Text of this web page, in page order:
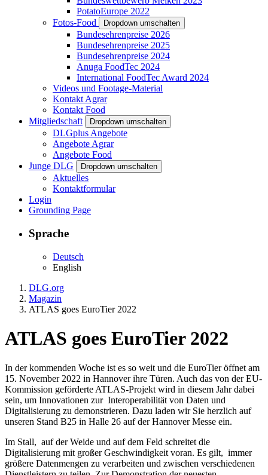
PotatoEurope 2022
Fotos-Food
Dropdown umschalten
Bundesehrenpreise 2026
Bundesehrenpreise 2025
Bundesehrenpreise 2024
Anuga FoodTec 2024
International FoodTec Award 2024
Videos und Footage-Material
Kontakt Agrar
Kontakt Food
Mitgliedschaft
Dropdown umschalten
DLGplus Angebote
Angebote Agrar
Angebote Food
Junge DLG
Dropdown umschalten
Aktuelles
Kontaktformular
Login
Grounding Page
Sprache
Deutsch
English
DLG.org
Magazin
ATLAS goes EuroTier 2022
ATLAS goes EuroTier 2022
In der kommenden Woche ist es so weit und die EuroTier öffnet am
15. November 2022 in Hannover ihre Türen. Auch das von der EU-
Kommission geförderte ATLAS-Projekt wird in diesem Jahr dabei
sein, um Innovationen zur Interoperabilität von Daten und
Digitalisierung zu demonstrieren. Dazu laden wir Sie herzlich auf
unseren Stand B25 in Halle 26 auf der Hannover Messe ein.
Im Stall, auf der Weide und auf dem Feld schreitet die
Digitalisierung mit großer Geschwindigkeit voran. Es gilt, immer
größere Datenmengen zu verarbeiten und zwischen verschiedenen